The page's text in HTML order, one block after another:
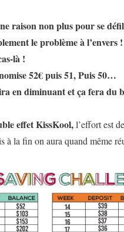
raison non plus pour se
le problème à l’envers
là !
52€ puis 51, Puis 50…
en diminuant et ça fera du
effet KissKool,l’effort est
à la fin on aura quand même